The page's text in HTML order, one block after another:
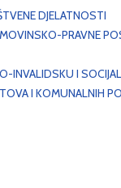
DJELATNOSTI
PRAVNE
INVALIDSKU I
I KOMUNALNIH